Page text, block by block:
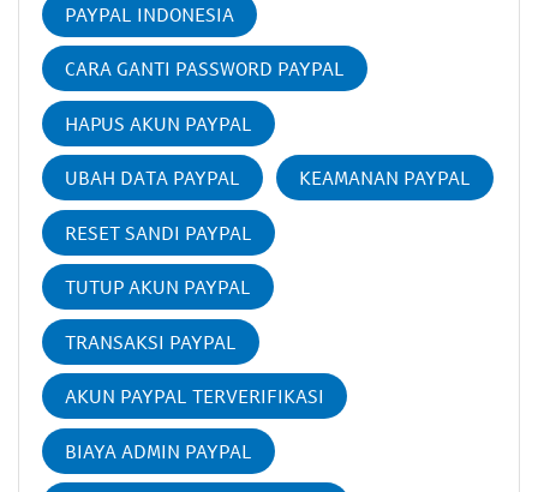
PAYPAL INDONESIA
CARA GANTI PASSWORD PAYPAL
HAPUS AKUN PAYPAL
UBAH DATA PAYPAL KEAMANAN PAYPAL
RESET SANDI PAYPAL
TUTUP AKUN PAYPAL
TRANSAKSI PAYPAL
AKUN PAYPAL TERVERIFIKASI
BIAYA ADMIN PAYPAL